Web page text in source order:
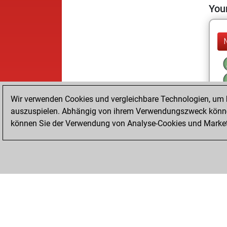
Wir verwenden Cookies und vergleichbare Technologien,
auszuspielen. Abhängig von ihrem Verwendungszweck
können Sie der Verwendung von Analyse-Cookies und